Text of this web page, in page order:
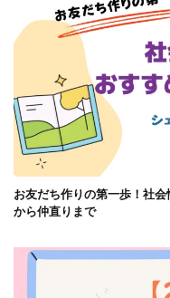
お友だち作りの第一歩！社
から仲直りまで